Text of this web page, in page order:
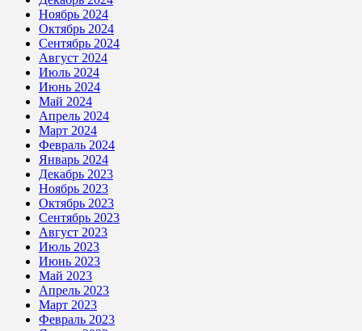
Ноябрь 2024
Октябрь 2024
Сентябрь 2024
Август 2024
Июль 2024
Июнь 2024
Май 2024
Апрель 2024
Март 2024
Февраль 2024
Январь 2024
Декабрь 2023
Ноябрь 2023
Октябрь 2023
Сентябрь 2023
Август 2023
Июль 2023
Июнь 2023
Май 2023
Апрель 2023
Март 2023
Февраль 2023